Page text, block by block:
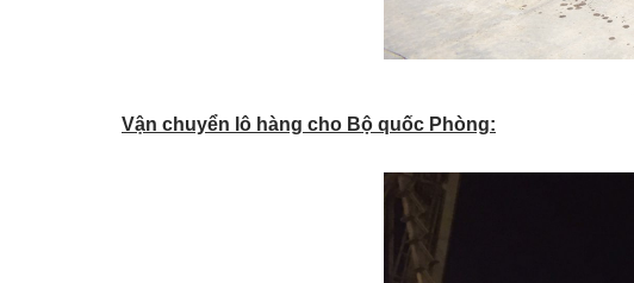
Vận chuyển lô hàng cho Bộ quốc Phòng: